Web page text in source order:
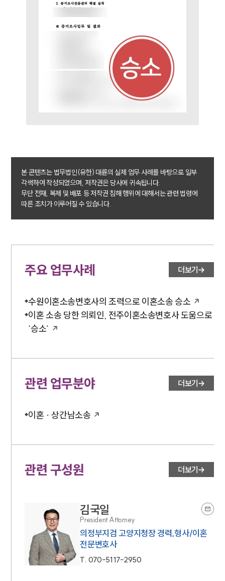
소식/자료
언론보도
공지사항
법률 블로그
법률서식
뉴스레터/브로슈어
대륜법률상담예약
본 콘텐츠는 법무법인(유한) 대륜의 실제 업무 사례를 바탕으로 일부
각색하여 작성되었으며, 저작권은 당사에 귀속됩니다.
무단 전재, 복제 및 배포 등 저작권 침해 행위에 대해서는 관련 법령에
따른 조치가 이루어질 수 있습니다.
주요 업무사례 더보기
수원이혼소송변호사의 조력으로 이혼소송 승소
이혼 소송 당한 의뢰인, 전주이혼소송변호사 도움으로
‘승소’
관련 업무분야 더보기
이혼 · 상간남소송
관련 구성원 더보기
김국일
President Attorney
의정부지검 고양지청장 경력,형사/이혼
전문변호사
T. 070-5117-2950